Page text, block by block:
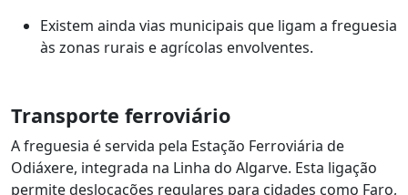
Existem ainda vias municipais que ligam a freguesia
às zonas rurais e agrícolas envolventes.
Transporte ferroviário
A freguesia é servida pela Estação Ferroviária de
Odiáxere, integrada na Linha do Algarve. Esta ligação
permite deslocações regulares para cidades como Faro,